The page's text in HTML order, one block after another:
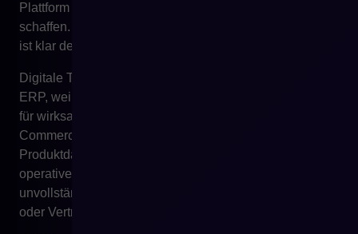
Plattform nutzt diese Daten, um das Einkaufserlebnis zu
schaffen. ERP bleibt weiterhin wichtig, aber seine Rolle
ist klar definiert.
Digitale Transformation endet genau deshalb nicht mit
ERP, weil das bloße Vorhandensein von Produktindizes
für wirksamen Onlinevertrieb nicht ausreicht. Im E-
Commerce verkaufen Produktdaten. Im B2B bedienen
Produktdaten zusätzlich den technischen und
operativen Prozess des Kunden. Wenn sie
unvollständig sind, kehrt der Kunde zu E-Mail, Telefon
oder Vertriebsmitarbeiter zurück.